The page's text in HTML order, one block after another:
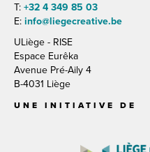
T: +32 4 349 85 03
E: info@liegecreative.be
ULiège - RISE
Espace Eurêka
Avenue Pré-Aily 4
B-4031 Liège
UNE INITIATIVE DE